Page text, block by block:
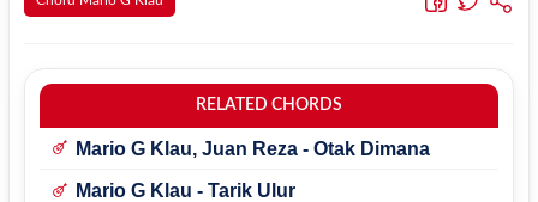
RELATED CHORDS
Mario G Klau, Juan Reza - Otak Dimana
Mario G Klau - Tarik Ulur